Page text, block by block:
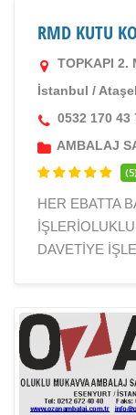
RMD KUTU
TOPKAPI 2.
İstanbul /
0532 170 43
AMBALAJ
(5)
HER EBATTA
DAVETİYE